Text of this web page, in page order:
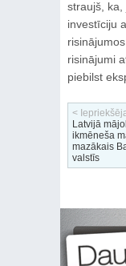
straujš, ka,
investīciju
risinājumi
piebilst
<
Latvijā
ikmēneša
mazākais
valstīs